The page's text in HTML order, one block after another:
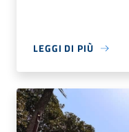
LEGGI DI PIÙ